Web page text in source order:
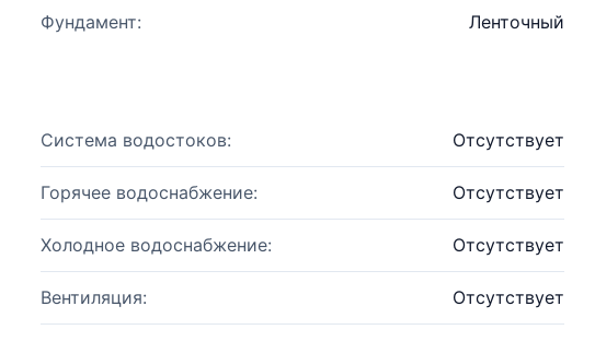
Фундамент: Ленточный
Система водостоков: Отсутствует
Горячее водоснабжение: Отсутствует
Холодное водоснабжение: Отсутствует
Вентиляция: Отсутствует